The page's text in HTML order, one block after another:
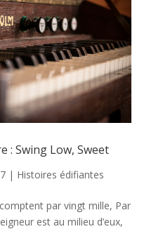
: Swing Low, Sweet
| Histoires édifiantes
par vingt mille, Par
est au milieu d’eux,